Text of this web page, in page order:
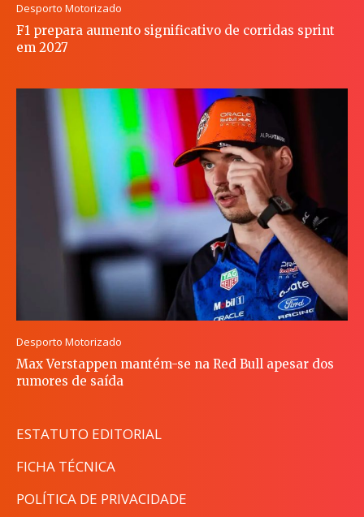
Desporto Motorizado
F1 prepara aumento significativo de corridas sprint
em 2027
Desporto Motorizado
Max Verstappen mantém-se na Red Bull apesar dos
rumores de saída
ESTATUTO EDITORIAL
FICHA TÉCNICA
POLÍTICA DE PRIVACIDADE